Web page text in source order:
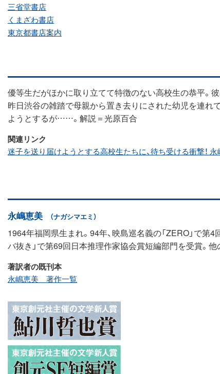
三省堂書店
くまざわ書店
東京都書店案内
優等生だがほかに取り立てて特徴のない高校生の恭平。
昨日渋谷の雑踏で母親から置き去りにされた幼児を連れ
ようとするが……。解説＝光原百合
関連リンク
迷子を送り届けようとする高校生たちに、待ち受ける衝撃！ 永
永嶋恵美 （ナガシマエミ）
1964年福岡県生まれ。94年、映島巡名義の「ZERO」で第
バ抜き」で第69回日本推理作家協会賞短編部門を受賞。他
著訳者の既刊本
永嶋恵美 著作一覧